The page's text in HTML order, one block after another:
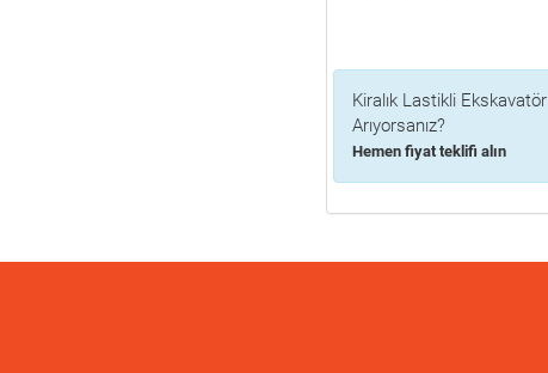
Kiralık Lastikli Ekskavatör
Arıyorsanız?
Hemen fiyat teklifi alın